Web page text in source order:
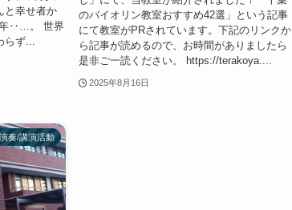
と幸せ者か
年‥…。 世界
ず...
のバイオリン教室おすすめ42選」という記事
にて教室がPRされています。下記のリンクか
ら記事が読めるので、お時間がありましたら
是非ご一読ください。 https://terakoya....
2025年8月16日
演奏/講演活動